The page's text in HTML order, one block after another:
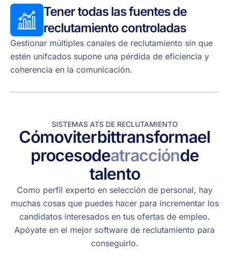
Tener todas las fuentes de
reclutamiento controladas
Gestionar múltiples canales de reclutamiento sin que
estén unifcados supone una pérdida de eficiencia y
coherencia en la comunicación.
SISTEMAS ATS DE RECLUTAMIENTO
Cómoviterbittransformael
procesodeatracciónde
talento
Como perfil experto en selección de personal, hay
muchas cosas que puedes hacer para incrementar los
candidatos interesados en tus ofertas de empleo.
Apóyate en el mejor software de reclutamiento para
conseguirlo.